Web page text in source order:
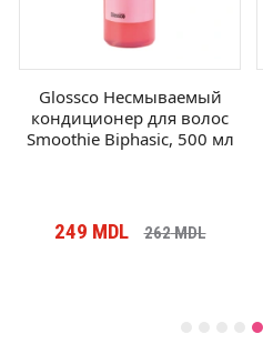
Glossco Несмываемый
кондиционер для волос
Smoothie Biphasic, 500 мл
249 MDL 262MDL